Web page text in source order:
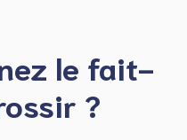
le fait-
?